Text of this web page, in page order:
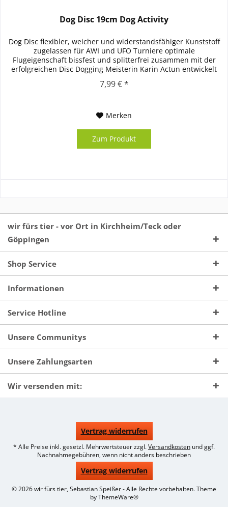
Dog Disc 19cm Dog Activity
Dog Disc flexibler, weicher und widerstandsfähiger Kunststoff
zugelassen für AWI und UFO Turniere optimale
Flugeigenschaft bissfest und splitterfrei zusammen mit der
erfolgreichen Disc Dogging Meisterin Karin Actun entwickelt
7,99 € *
Merken
Zum Produkt
wir fürs tier - vor Ort in Kirchheim/Teck oder
Göppingen
Shop Service
Informationen
Service Hotline
Unsere Communitys
Unsere Zahlungsarten
Wir versenden mit:
Vertrag widerrufen
* Alle Preise inkl. gesetzl. Mehrwertsteuer zzgl.Versandkosten und ggf.
Nachnahmegebühren, wenn nicht anders beschrieben
Vertrag widerrufen
© 2026 wir fürs tier, Sebastian Speißer - Alle Rechte vorbehalten. Theme
byThemeWare®